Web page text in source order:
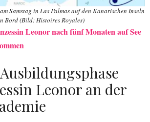
Samstag in Las Palmas auf den Kanarischen Inseln
Bord (Bild: Histoires Royales)
Leonor nach fünf Monaten auf See
Leonor an der